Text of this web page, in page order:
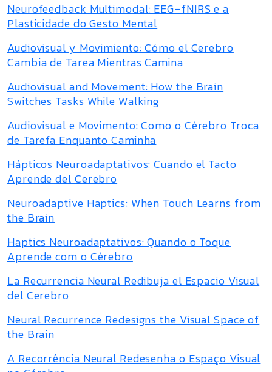
Neurofeedback Multimodal: EEG–fNIRS e a
Plasticidade do Gesto Mental
Audiovisual y Movimiento: Cómo el Cerebro
Cambia de Tarea Mientras Camina
Audiovisual and Movement: How the Brain
Switches Tasks While Walking
Audiovisual e Movimento: Como o Cérebro Troca
de Tarefa Enquanto Caminha
Hápticos Neuroadaptativos: Cuando el Tacto
Aprende del Cerebro
Neuroadaptive Haptics: When Touch Learns from
the Brain
Haptics Neuroadaptativos: Quando o Toque
Aprende com o Cérebro
La Recurrencia Neural Redibuja el Espacio Visual
del Cerebro
Neural Recurrence Redesigns the Visual Space of
the Brain
A Recorrência Neural Redesenha o Espaço Visual